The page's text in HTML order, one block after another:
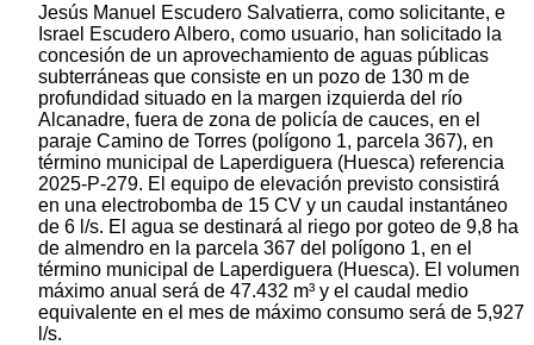
Jesús Manuel Escudero Salvatierra, como solicitante, e
Israel Escudero Albero, como usuario, han solicitado la
concesión de un aprovechamiento de aguas públicas
subterráneas que consiste en un pozo de 130 m de
profundidad situado en la margen izquierda del río
Alcanadre, fuera de zona de policía de cauces, en el
paraje Camino de Torres (polígono 1, parcela 367), en
término municipal de Laperdiguera (Huesca) referencia
2025-P-279. El equipo de elevación previsto consistirá
en una electrobomba de 15 CV y un caudal instantáneo
de 6 l/s. El agua se destinará al riego por goteo de 9,8 ha
de almendro en la parcela 367 del polígono 1, en el
término municipal de Laperdiguera (Huesca). El volumen
máximo anual será de 47.432 m³ y el caudal medio
equivalente en el mes de máximo consumo será de 5,927
l/s.